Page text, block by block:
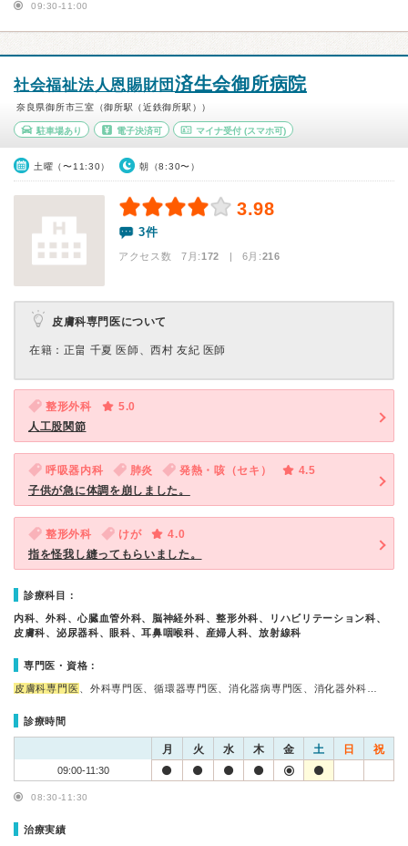
09:30-11:00
社会福祉法人恩賜財団 済生会御所病院
奈良県御所市三室（御所駅（近鉄御所駅））
駐車場あり 電子決済可 マイナ受付 (スマホ可)
土曜（〜11:30） 朝（8:30〜）
3.98
3件
アクセス数 7月:172 | 6月:216
皮膚科専門医について
在籍：正畠 千夏 医師、西村 友紀 医師
整形外科
5.0
人工股関節
呼吸器内科 肺炎 発熱・咳（セキ）
4.5
子供が急に体調を崩しました。
整形外科 けが
4.0
指を怪我し縫ってもらいました。
診療科目：
内科、外科、心臓血管外科、脳神経外科、整形外科、リハビリテーション科、
皮膚科、泌尿器科、眼科、耳鼻咽喉科、産婦人科、放射線科
専門医・資格：
皮膚科専門医 、外科専門医、循環器専門医、消化器病専門医、消化器外科…
診療時間
月 火 水 木 金 土 日 祝
09:00-11:30
08:30-11:30
治療実績